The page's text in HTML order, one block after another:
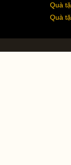
Quà
Quà